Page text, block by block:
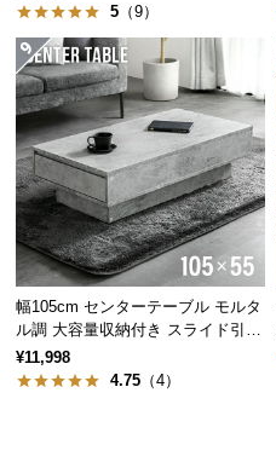
つ
い
て
返
品・
キ
ャ
ン
セ
に
つ
い
5 （9）
幅105cm センターテーブル モルタ
ル調 大容量収納付き スライド引き
出し2杯
¥11,998
4.75 （4）